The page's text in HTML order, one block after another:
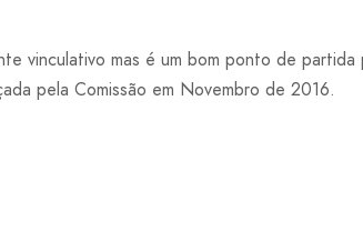
vinculativo mas é um bom ponto de
pela Comissão em Novembro de 2016.